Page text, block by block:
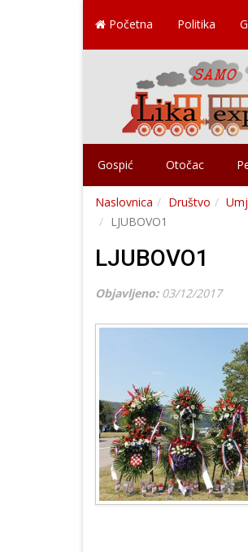
Početna Politika
Gospić Otočac
Naslovnica Društvo
LJUBOVO1
LJUBOVO1
Objavljeno: 03/12/2017